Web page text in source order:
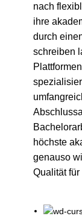
nach
ihre
durch
schreiben
höchste
genauso
Qualität